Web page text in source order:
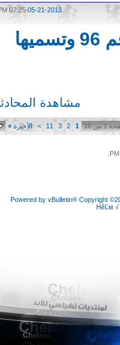
05-21-2013
07:25 PM
مشاهدة المحادثة
1
2
11
> الأخيرة»
Powered by vBulletin®